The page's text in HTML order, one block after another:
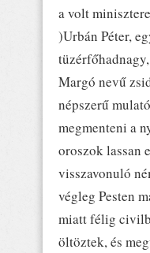
a volt
)Urbán Péter,
Margó nevű
népszerű
megmenteni a
oroszok lassan
visszavonuló
végleg Pesten
miatt félig
öltöztek, és